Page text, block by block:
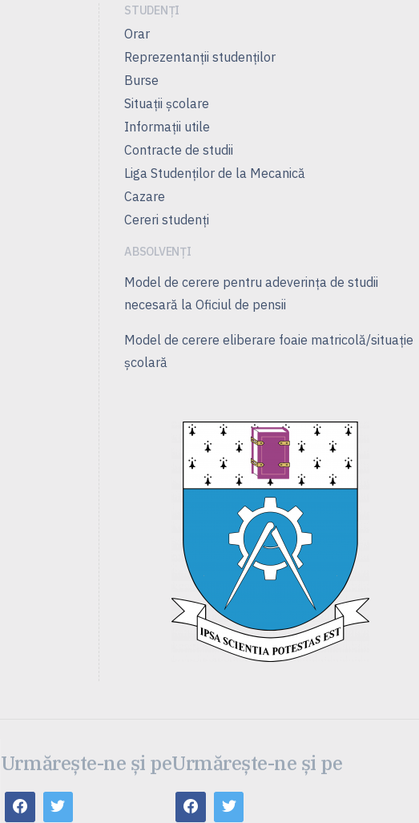
STUDENȚI
Orar
Reprezentanţii studenţilor
Burse
Situații școlare
Informații utile
Contracte de studii
Liga Studenţilor de la Mecanică
Cazare
Cereri studenți
ABSOLVENȚI
Model de cerere pentru adeverința de studii
necesară la Oficiul de pensii
Model de cerere eliberare foaie matricolă/situație
școlară
Urmărește-ne și peUrmărește-ne și pe